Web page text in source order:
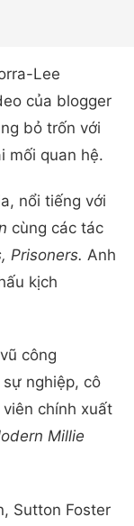
Lee
của blogger
bỏ trốn với
mối quan hệ.
nổi tiếng với
cùng các tác
Prisoners. Anh
kịch
công
nghiệp, cô
chính xuất
Millie
Sutton Foster